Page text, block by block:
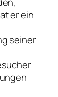
er ein
seiner